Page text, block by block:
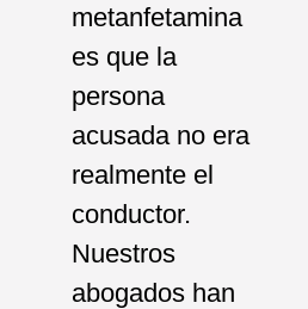
metanfetamina
es que la
persona
acusada no era
realmente el
conductor.
Nuestros
abogados han